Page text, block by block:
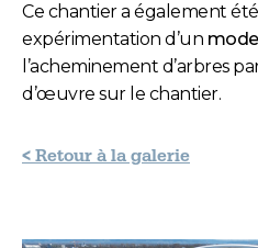
Ce chantier a également
expérimentation d’un
l’acheminement d’arbres
d’œuvre sur le chantier.
< Retour à la galerie